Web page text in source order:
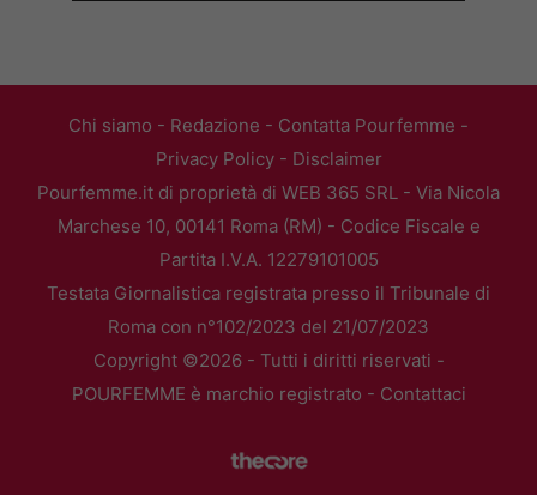
Chi siamo - Redazione - Contatta Pourfemme -
Privacy Policy- Disclaimer
Pourfemme.it di proprietà di WEB 365 SRL - Via Nicola
Marchese 10, 00141 Roma (RM) - Codice Fiscale e
Partita I.V.A. 12279101005
Testata Giornalistica registrata presso il Tribunale di
Roma con n°102/2023 del 21/07/2023
Copyright ©2026 - Tutti i diritti riservati -
POURFEMME è marchio registrato - Contattaci